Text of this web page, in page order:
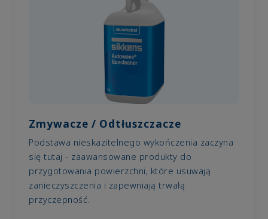
Zmywacze / Odtłuszczacze
Podstawa nieskazitelnego wykończenia zaczyna
się tutaj - zaawansowane produkty do
przygotowania powierzchni, które usuwają
zanieczyszczenia i zapewniają trwałą
przyczepność.